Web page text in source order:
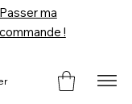
Passer ma
commande !